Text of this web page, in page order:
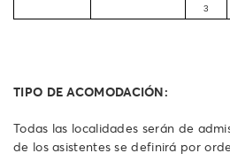
3
TIPO DE ACOMODACIÓN:
Todas las localidades serán de
de los asistentes se definirá por